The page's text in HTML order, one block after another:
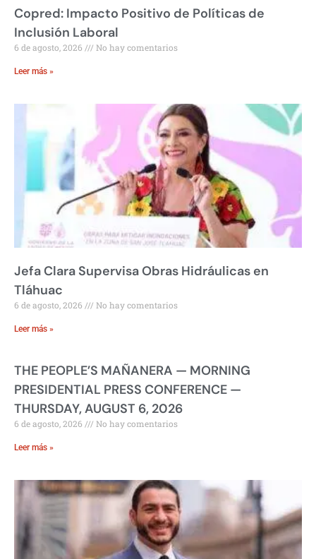
Copred: Impacto Positivo de Políticas de
Inclusión Laboral
6 de agosto, 2026 No hay comentarios
Leer más »
Jefa Clara Supervisa Obras Hidráulicas en
Tláhuac
6 de agosto, 2026 No hay comentarios
Leer más »
THE PEOPLE’S MAÑANERA — MORNING
PRESIDENTIAL PRESS CONFERENCE —
THURSDAY, AUGUST 6, 2026
6 de agosto, 2026 No hay comentarios
Leer más »